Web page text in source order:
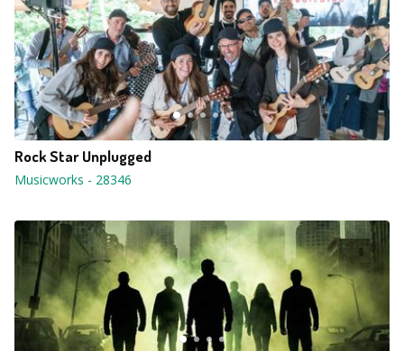
Rock Star Unplugged
Musicworks - 28346